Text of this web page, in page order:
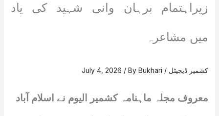
زیراہتمام برہان وانی شہید کی یاد
میں مشاعرہ
کشمیر ڈیجیٹل /
July 4, 2026 / ByBukhari
معروف مجلہ ماہنامہ کشمیر الیوم نے اسلام آباد